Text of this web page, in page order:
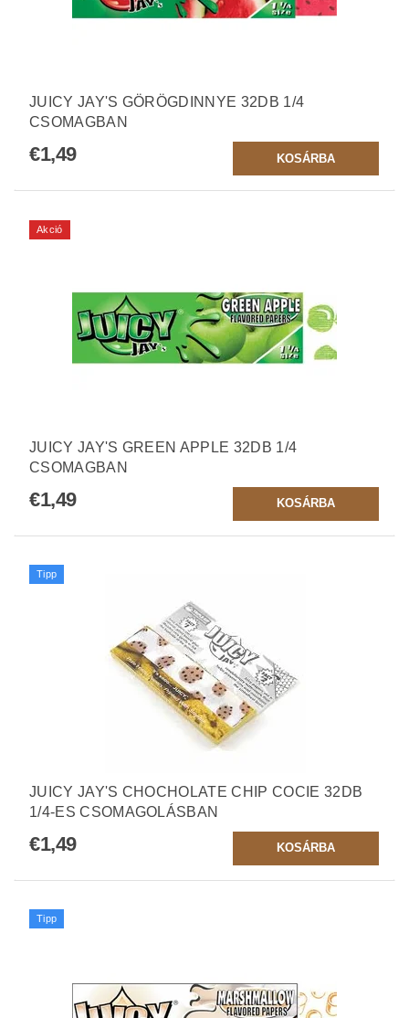
JUICY JAY'S GÖRÖGDINNYE 32DB 1/4
CSOMAGBAN
€1,49
Akció
JUICY JAY'S GREEN APPLE 32DB 1/4
CSOMAGBAN
€1,49
Tipp
JUICY JAY'S CHOCHOLATE CHIP COCIE 32DB
1/4-ES CSOMAGOLÁSBAN
€1,49
Tipp